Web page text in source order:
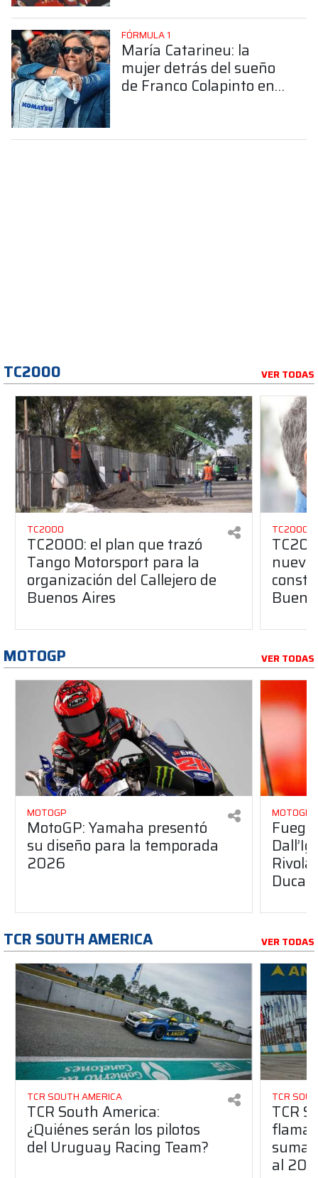
FÓRMULA 1
María Catarineu: la
mujer detrás del sueño
de Franco Colapinto en
TC2000 VER TODAS
TC2000
TC2000: el plan que trazó
Tango Motorsport para la
organización del Callejero de
Buenos Aires
TC2000
MOTOGP VER TODAS
MOTOGP
MotoGP: Yamaha presentó
su diseño para la temporada
2026
MOTOGP
Ducati
TCR SOUTH AMERICA VER TODAS
TCR SOUTH AMERICA
TCR South America:
¿Quiénes serán los pilotos
del Uruguay Racing Team?
TCR
TCR
suma
al